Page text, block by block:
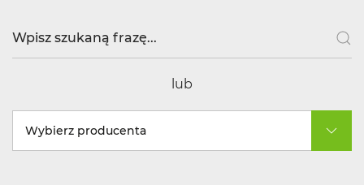
lub
Wybierz producenta